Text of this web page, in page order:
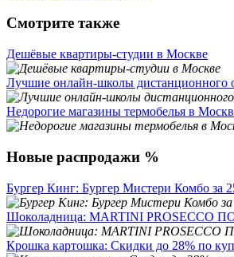
Смотрите также
Дешёвые квартиры-студии в Москве
Лучшие онлайн-школы дистанционного
Недорогие магазины термобелья в
Новые распродажи %
Бургер Кинг: Бургер Мистери Комбо за
Шоколадница: MARTINI PROSECCO
Крошка картошка: Скидки до 28% по